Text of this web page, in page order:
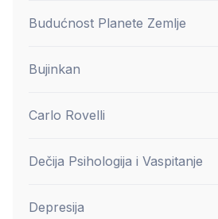
Budućnost Planete Zemlje
Bujinkan
Carlo Rovelli
Dečija Psihologija i Vaspitanje
Depresija